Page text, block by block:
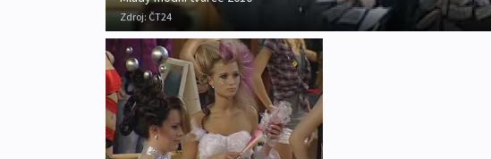
Zdroj: ČT24